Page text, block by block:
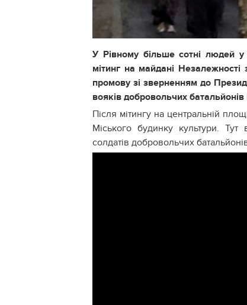
У Рівному більше сотні людей
мітинг на майдані
промову зі зверненням до
вояків добровольчих
Після мітингу на центральній
Міського будинку культури.
солдатів добровольчих